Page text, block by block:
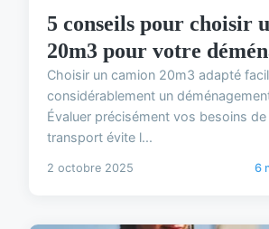
5 conseils pour choisir
20m3 pour votre
Choisir un camion 20m3 adapté
considérablement un
Évaluer précisément vos besoins
transport évite l...
2 octobre 2025 6